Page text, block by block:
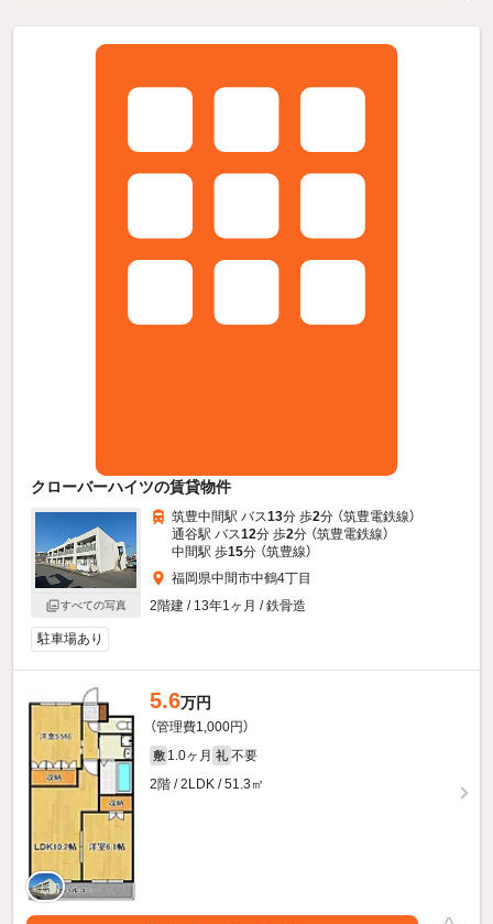
クローバーハイツの賃貸物件
すべての写真
筑豊中間駅 バス13分 歩2分 （筑豊電鉄線）
通谷駅 バス12分 歩2分 （筑豊電鉄線）
中間駅 歩15分 （筑豊線）
福岡県中間市中鶴4丁目
2階建 / 13年1ヶ月 / 鉄骨造
駐車場あり
5.6万円
（管理費1,000円）
敷 1.0ヶ月 礼 不要
2階 / 2LDK / 51.3㎡